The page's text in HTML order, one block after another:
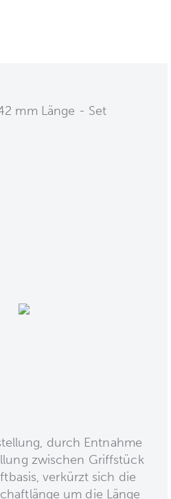
mm Länge - Set
durch Entnahme
zwischen Griffstück
verkürzt sich die
um die Länge